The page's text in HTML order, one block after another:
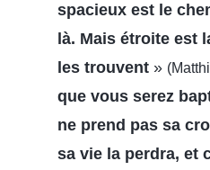
spacieux est le
là. Mais étroite est
les trouvent »
que vous serez
ne prend pas sa
sa vie la perdra, et